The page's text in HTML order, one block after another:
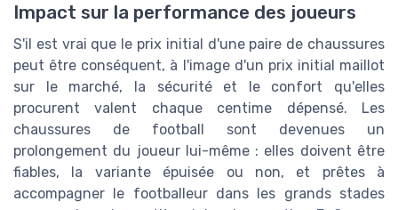
Impact sur la performance des joueurs
S'il est vrai que le prix initial d'une paire de chaussures
peut être conséquent, à l'image d'un prix initial maillot
sur le marché, la sécurité et le confort qu'elles
procurent valent chaque centime dépensé. Les
chaussures de football sont devenues un
prolongement du joueur lui-même : elles doivent être
fiables, la variante épuisée ou non, et prêtes à
accompagner le footballeur dans les grands stades